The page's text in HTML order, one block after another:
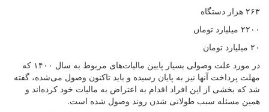
۲۶۳ هزار دستگاه
۲۲۰۰ میلیارد تومان
در مورد علت وصولی بسیار پایین مالیات‌های مربوط به سال ۱۴۰۰ که
مهلت پرداخت آنها نیز به پایان رسیده و باید تا‌کنون وصول می‌شده، گفته
شد که بخشی از این افراد اقدام به اعتراض به مالیات خود کرده‌اند و
همین مسئله سبب طولانی شدن روند وصول شده است.